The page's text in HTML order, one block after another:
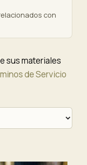
con
sus materiales
de Servicio